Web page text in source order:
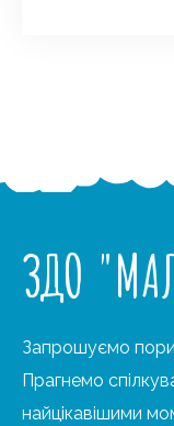
ЗДО
Запрошуємо
Прагнемо
найцікавішими